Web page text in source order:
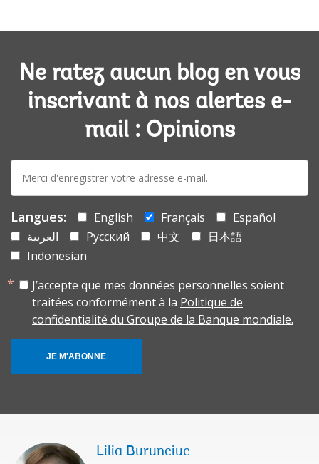
Ne ratez aucun blog en vous
inscrivant à nos alertes e-
mail : Opinions
mail:
Langues: English Français
Español
العربية
Русский 中文
日本語
Indonesian
J’accepte que mes données personnelles soient
traitées conformément à la Politique de
confidentialité du Groupe de la Banque mondiale.
JE M'ABONNE
Lilia Burunciuc